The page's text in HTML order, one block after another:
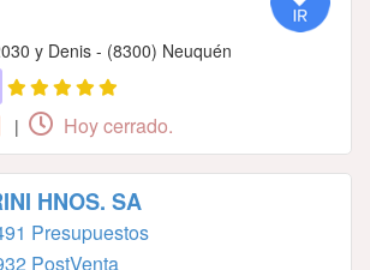
y Denis - (8300) Neuquén
| Hoy cerrado.
HNOS. SA
Presupuestos
PostVenta